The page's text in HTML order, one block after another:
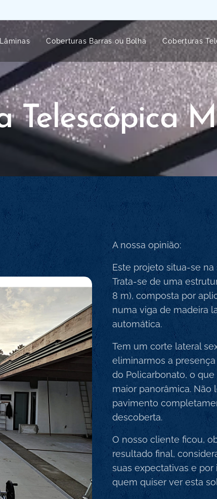
Coberturas Barras ou Bolha Coberturas
Telescópica
A nossa opinião:
Este projeto situa-se
Trata-se de uma
8 m), composta por
numa viga de madeira
automática.
Tem um corte lateral
eliminarmos a
do Policarbonato, o
maior panorâmica. Não
pavimento
descoberta.
O nosso cliente ficou,
resultado final,
suas expectativas e
quem quiser ver esta